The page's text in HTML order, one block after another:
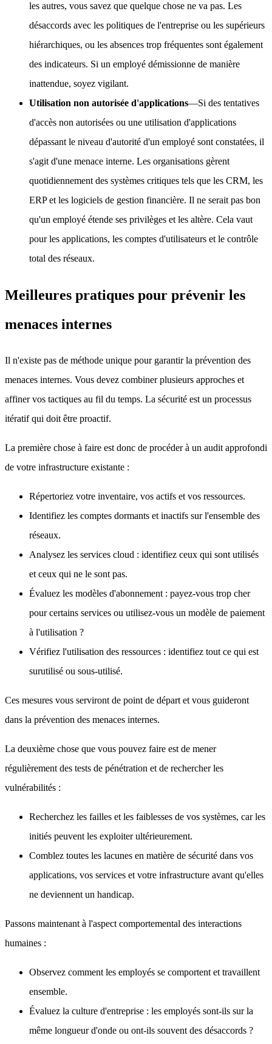
les autres, vous savez que quelque chose ne va pas. Les
désaccords avec les politiques de l'entreprise ou les supérieurs
hiérarchiques, ou les absences trop fréquentes sont également
des indicateurs. Si un employé démissionne de manière
inattendue, soyez vigilant.
Utilisation non autorisée d'applications—Si des tentatives
d'accès non autorisées ou une utilisation d'applications
dépassant le niveau d'autorité d'un employé sont constatées, il
s'agit d'une menace interne. Les organisations gèrent
quotidiennement des systèmes critiques tels que les CRM, les
ERP et les logiciels de gestion financière. Il ne serait pas bon
qu'un employé étende ses privilèges et les altère. Cela vaut
pour les applications, les comptes d'utilisateurs et le contrôle
total des réseaux.
Meilleures pratiques pour prévenir les
menaces internes
Il n'existe pas de méthode unique pour garantir la prévention des
menaces internes. Vous devez combiner plusieurs approches et
affiner vos tactiques au fil du temps. La sécurité est un processus
itératif qui doit être proactif.
La première chose à faire est donc de procéder à un audit approfondi
de votre infrastructure existante :
Répertoriez votre inventaire, vos actifs et vos ressources.
Identifiez les comptes dormants et inactifs sur l'ensemble des
réseaux.
Analysez les services cloud : identifiez ceux qui sont utilisés
et ceux qui ne le sont pas.
Évaluez les modèles d'abonnement : payez-vous trop cher
pour certains services ou utilisez-vous un modèle de paiement
à l'utilisation ?
Vérifiez l'utilisation des ressources : identifiez tout ce qui est
surutilisé ou sous-utilisé.
Ces mesures vous serviront de point de départ et vous guideront
dans la prévention des menaces internes.
La deuxième chose que vous pouvez faire est de mener
régulièrement des tests de pénétration et de rechercher les
vulnérabilités :
Recherchez les failles et les faiblesses de vos systèmes, car les
initiés peuvent les exploiter ultérieurement.
Comblez toutes les lacunes en matière de sécurité dans vos
applications, vos services et votre infrastructure avant qu'elles
ne deviennent un handicap.
Passons maintenant à l'aspect comportemental des interactions
humaines :
Observez comment les employés se comportent et travaillent
ensemble.
Évaluez la culture d'entreprise : les employés sont-ils sur la
même longueur d'onde ou ont-ils souvent des désaccords ?